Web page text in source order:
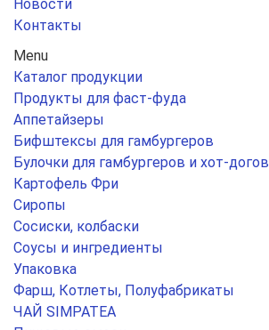
Новости
Контакты
Menu
Каталог продукции
Продукты для фаст-фуда
Аппетайзеры
Бифштексы для гамбургеров
Булочки для гамбургеров и хот-догов
Картофель Фри
Сиропы
Сосиски, колбаски
Соусы и ингредиенты
Упаковка
Фарш, Котлеты, Полуфабрикаты
ЧАЙ SIMPATEA